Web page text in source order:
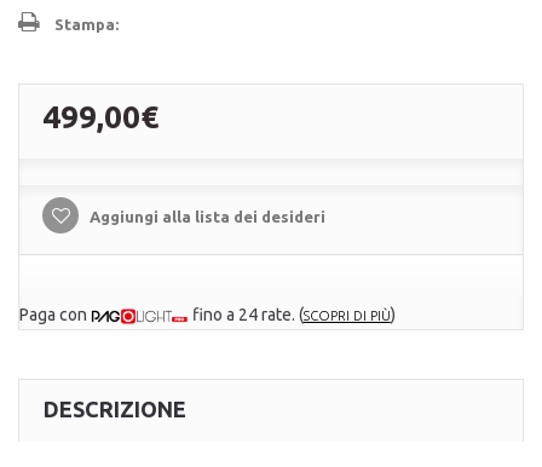
Stampa:
499,00€
Aggiungi alla lista dei desideri
Paga con fino a 24 rate. (SCOPRI DI PIÙ)
DESCRIZIONE